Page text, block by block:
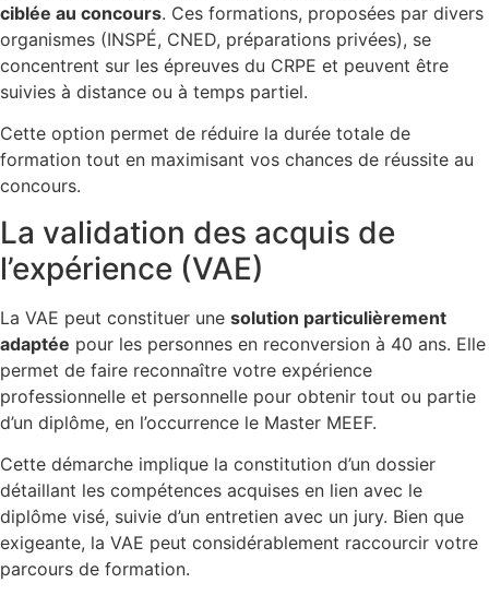
ciblée au concours. Ces formations, proposées par divers
organismes (INSPÉ, CNED, préparations privées), se
concentrent sur les épreuves du CRPE et peuvent être
suivies à distance ou à temps partiel.
Cette option permet de réduire la durée totale de
formation tout en maximisant vos chances de réussite au
concours.
La validation des acquis de
l’expérience (VAE)
La VAE peut constituer une solution particulièrement
adaptée pour les personnes en reconversion à 40 ans. Elle
permet de faire reconnaître votre expérience
professionnelle et personnelle pour obtenir tout ou partie
d’un diplôme, en l’occurrence le Master MEEF.
Cette démarche implique la constitution d’un dossier
détaillant les compétences acquises en lien avec le
diplôme visé, suivie d’un entretien avec un jury. Bien que
exigeante, la VAE peut considérablement raccourcir votre
parcours de formation.